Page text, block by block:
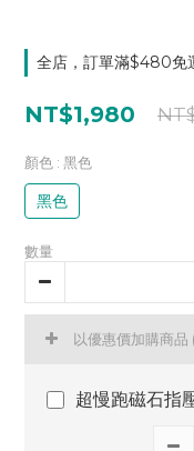
全店，訂單滿$480免
NT$1,980
顏色 : 黑色
黑色
數量
以優惠價加購商品
超慢跑磁石指